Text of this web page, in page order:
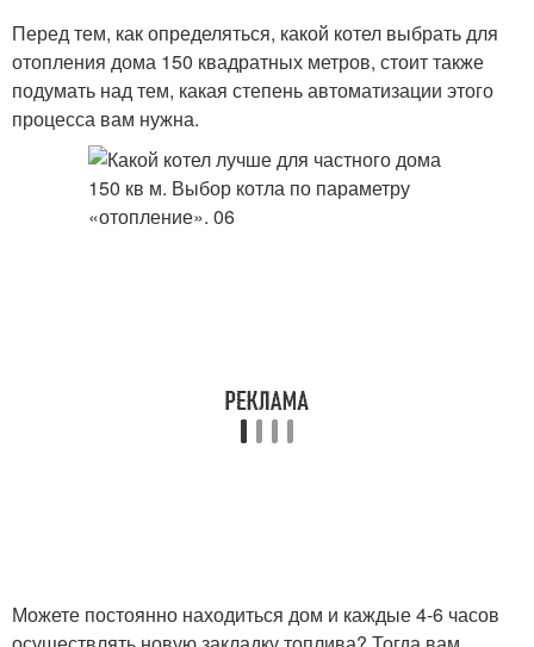
Перед тем, как определяться, какой котел выбрать для
отопления дома 150 квадратных метров, стоит также
подумать над тем, какая степень автоматизации этого
процесса вам нужна.
Можете постоянно находиться дом и каждые 4-6 часов